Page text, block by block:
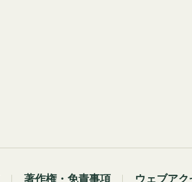
著作権・免責事項 ウェブア